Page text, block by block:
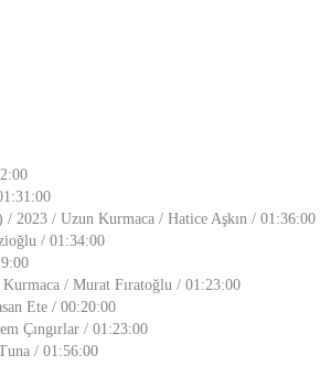
2023 / Uzun Kurmaca / Hatice Aşkın / 01:36:00
/ 01:34:00
/ Murat Fıratoğlu / 01:23:00
Ete / 00:20:00
Çıngırlar / 01:23:00
/ 01:56:00